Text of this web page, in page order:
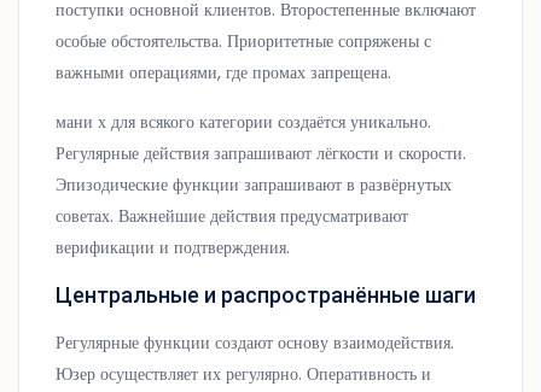
поступки основной клиентов. Второстепенные включают
особые обстоятельства. Приоритетные сопряжены с
важными операциями, где промах запрещена.
мани х для всякого категории создаётся уникально.
Регулярные действия запрашивают лёгкости и скорости.
Эпизодические функции запрашивают в развёрнутых
советах. Важнейшие действия предусматривают
верификации и подтверждения.
Центральные и распространённые шаги
Регулярные функции создают основу взаимодействия.
Юзер осуществляет их регулярно. Оперативность и